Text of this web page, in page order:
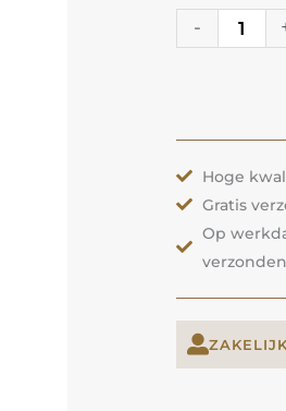
-
aantal
Hoge
Gratis
Op
verzonden